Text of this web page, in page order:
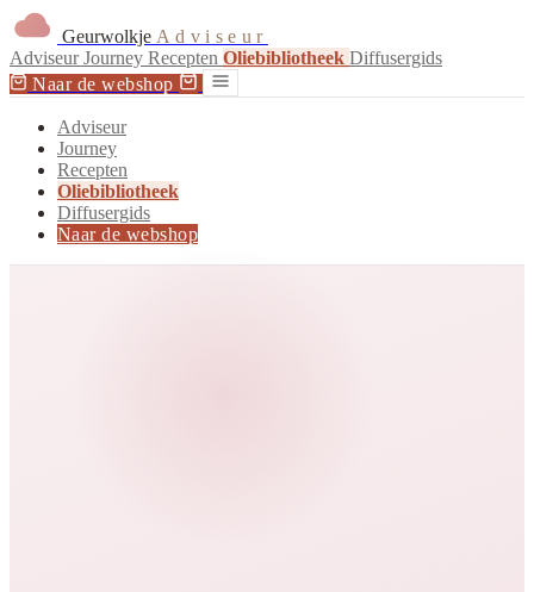
Geurwolkje Adviseur
AdviseurJourney Recepten Oliebibliotheek Diffusergids
Naar de webshop
Adviseur
Journey
Recepten
Oliebibliotheek
Diffusergids
Naar de webshop